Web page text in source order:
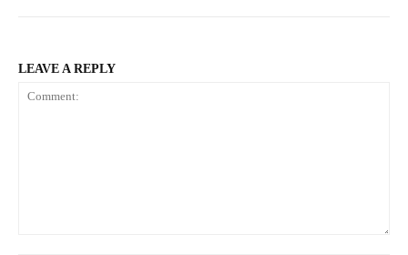
LEAVE A REPLY